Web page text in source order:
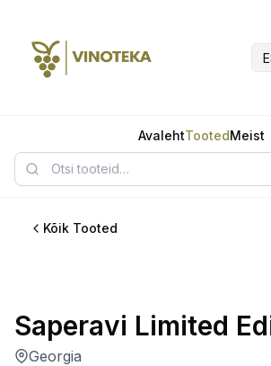
AvalehtTootedMeist
Kõik Tooted
Saperavi Limited
Georgia